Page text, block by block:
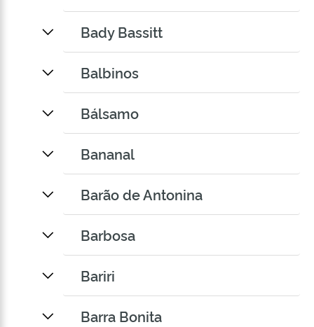
Bady Bassitt
Balbinos
Bálsamo
Bananal
Barão de Antonina
Barbosa
Bariri
Barra Bonita